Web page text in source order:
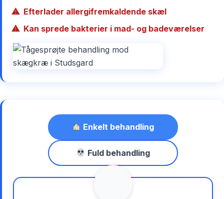
Efterlader allergifremkaldende skæl
Kan sprede bakterier i mad- og badeværelser
Enkelt behandling
Fuld behandling